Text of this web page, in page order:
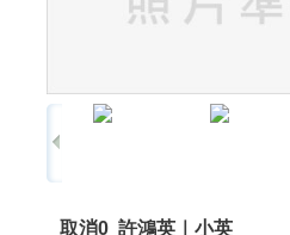
取消0 許鴻英｜小英